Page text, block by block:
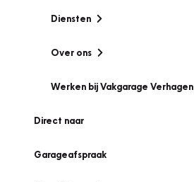
Diensten
Over ons
Werken bij Vakgarage Verhagen
Direct naar
Garageafspraak